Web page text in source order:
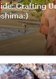
Crafting